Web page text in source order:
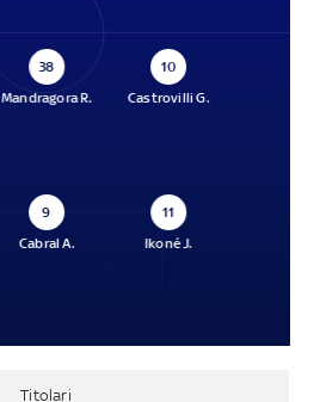
38
Mandragora R.
10
Castrovilli G.
9
Cabral A.
11
Ikoné J.
Titolari